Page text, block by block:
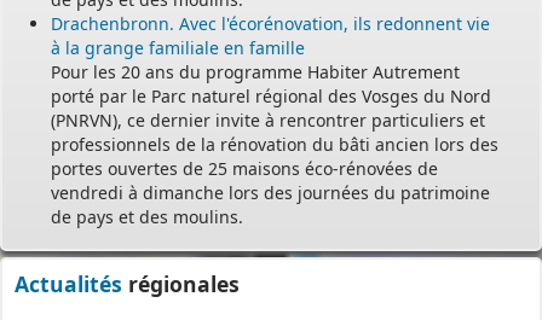
Drachenbronn. Avec l'écorénovation, ils redonnent vie
à la grange familiale en famille
Pour les 20 ans du programme Habiter Autrement
porté par le Parc naturel régional des Vosges du Nord
(PNRVN), ce dernier invite à rencontrer particuliers et
professionnels de la rénovation du bâti ancien lors des
portes ouvertes de 25 maisons éco-rénovées de
vendredi à dimanche lors des journées du patrimoine
de pays et des moulins.
Actualités régionales